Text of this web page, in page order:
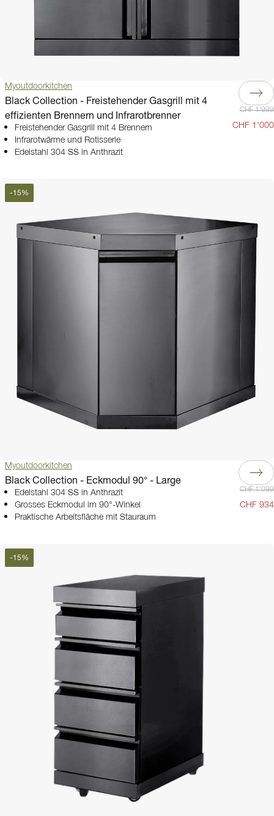
Myoutdoorkitchen
Black Collection - Freistehender Gasgrill mit 4
effizienten Brennern und Infrarotbrenner
Freistehender Gasgrill mit 4 Brennern
Infrarotwärme und Rotisserie
Edelstahl 304 SS in Anthrazit
CHF 1'999
CHF 1'000
-15%
Myoutdoorkitchen
Black Collection - Eckmodul 90° - Large
Edelstahl 304 SS in Anthrazit
Grosses Eckmodul im 90°-Winkel
Praktische Arbeitsfläche mit Stauraum
CHF 1'099
CHF 934
-15%